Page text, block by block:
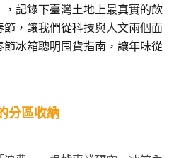
，記錄下臺灣土地上最真實的飲
，讓我們從科技與人文兩個面
冰箱聰明囤貨指南，讓年味從
分區收納